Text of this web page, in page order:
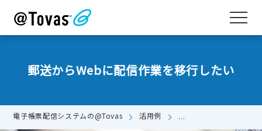
郵送からWebに配信作業を移行したい
電子帳票配信システムの@Tovas 活用例